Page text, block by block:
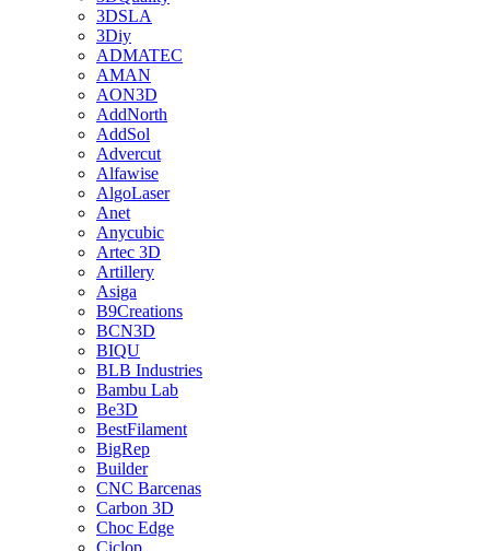
3DSLA
3Diy
ADMATEC
AMAN
AON3D
AddNorth
AddSol
Advercut
Alfawise
AlgoLaser
Anet
Anycubic
Artec 3D
Artillery
Asiga
B9Creations
BCN3D
BIQU
BLB Industries
Bambu Lab
Be3D
BestFilament
BigRep
Builder
CNC Barcenas
Carbon 3D
Choc Edge
Ciclop